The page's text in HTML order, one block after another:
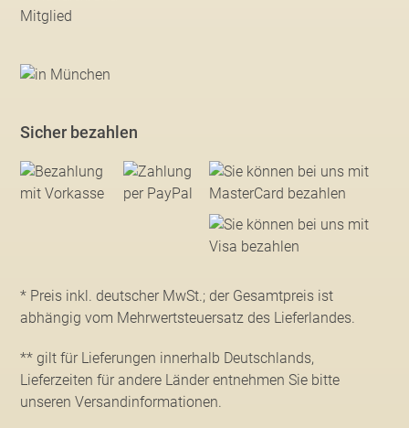
Sicher bezahlen
* Preis inkl. deutscher MwSt.; der Gesamtpreis ist
abhängig vom Mehrwertsteuersatz des Lieferlandes.
** gilt für Lieferungen innerhalb Deutschlands,
Lieferzeiten für andere Länder entnehmen Sie bitte
unseren Versandinformationen.